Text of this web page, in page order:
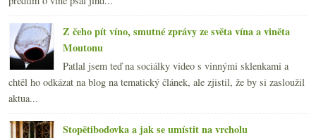
Z čeho pít víno, smutné zprávy ze světa vína a viněta
Moutonu
Patlal jsem teď na sociálky video s vinnými sklenkami a
chtěl ho odkázat na blog na tematický článek, ale zjistil, že by si zasloužil
aktua...
Stopětibodovka a jak se umístit na vrcholu